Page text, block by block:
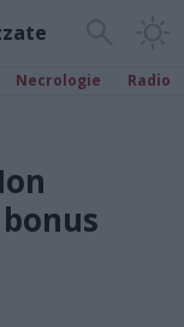
Necrologie Radio